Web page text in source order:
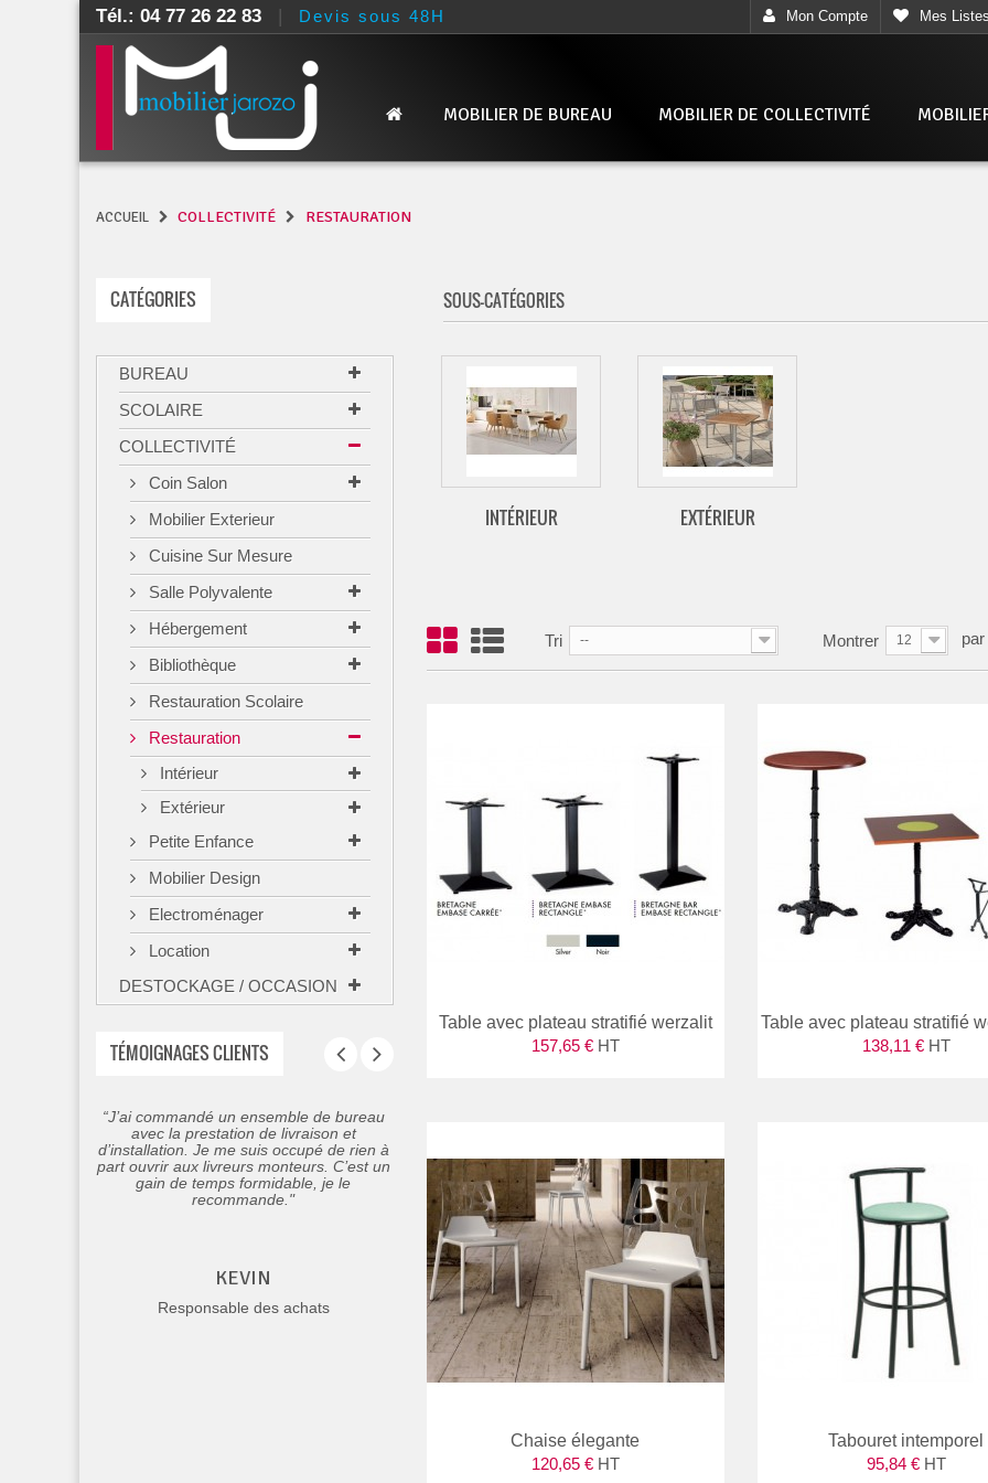
Tél.: 04 77 26 22 83 | Devis sous 48H Mon Compte Mes
MOBILIER DE BUREAU MOBILIER DE COLLECTIVITÉ
ACCUEIL COLLECTIVITÉ RESTAURATION
CATÉGORIES
BUREAU
SCOLAIRE
COLLECTIVITÉ
Coin Salon
Mobilier Exterieur
Cuisine Sur Mesure
Salle Polyvalente
Hébergement
Bibliothèque
Restauration Scolaire
Restauration
Intérieur
Extérieur
Petite Enfance
Mobilier Design
Electroménager
Location
DESTOCKAGE / OCCASION
TÉMOIGNAGES CLIENTS
“J’ai commandé un ensemble de bureau
avec la prestation de livraison et
d’installation. Je me suis occupé de rien à
part ouvrir aux livreurs monteurs. C’est un
gain de temps formidable, je le
recommande."
Responsable des achats
“Je n'hésiterai pas à passer une autre
commande sur ce site internet. Cela fait
plaisir de constater qu’il y a encore des
personnes à l'écoute et professionnelles.
Bravo à toute l’équipe."
MARIE
Employée de mairie
SOUS-CATÉGORIES
INTÉRIEUR EXTÉRIEUR
Tri -- Montrer 12
Table avec plateau stratifié werzalit
157,65 €HT
Table avec plateau stratifié
138,11 €HT
Chaise élegante
120,65 €HT
Tabouret intemporel
95,84 €HT